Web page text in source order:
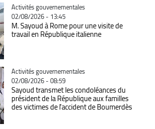
Catégorie
Activités gouvernementales
02/08/2026 - 13:45
M. Sayoud à Rome pour une visite de
travail en République italienne
Catégorie
Activités gouvernementales
02/08/2026 - 08:59
Sayoud transmet les condoléances du
président de la République aux familles
des victimes de l'accident de Boumerdès